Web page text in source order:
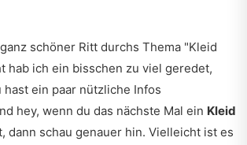
schöner Ritt durchs Thema "Kleid
hab ich ein bisschen zu viel geredet,
ein paar nützliche Infos
hey, wenn du das nächste Mal ein Kleid
dann schau genauer hin. Vielleicht ist es